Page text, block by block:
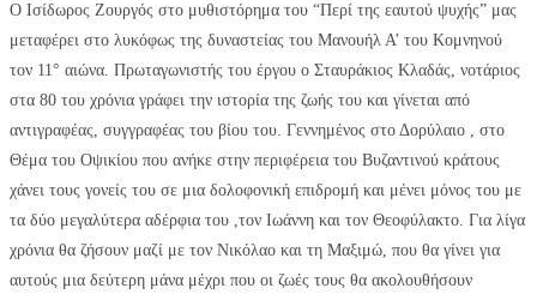
Ο Ισίδωρος Ζουργός στο μυθιστόρημα του “Περί της εαυτού ψυχής” μας
μεταφέρει στο λυκόφως της δυναστείας του Μανουήλ Α’ του Κομνηνού
τον 11° αιώνα. Πρωταγωνιστής του έργου ο Σταυράκιος Κλαδάς, νοτάριος
στα 80 του χρόνια γράφει την ιστορία της ζωής του και γίνεται από
αντιγραφέας, συγγραφέας του βίου του. Γεννημένος στο Δορύλαιο , στο
Θέμα του Οψικίου που ανήκε στην περιφέρεια του Βυζαντινού κράτους
χάνει τους γονείς του σε μια δολοφονική επιδρομή και μένει μόνος του με
τα δύο μεγαλύτερα αδέρφια του ,τον Ιωάννη και τον Θεοφύλακτο. Για λίγα
χρόνια θα ζήσουν μαζί με τον Νικόλαο και τη Μαξιμώ, που θα γίνει για
αυτούς μια δεύτερη μάνα μέχρι που οι ζωές τους θα ακολουθήσουν